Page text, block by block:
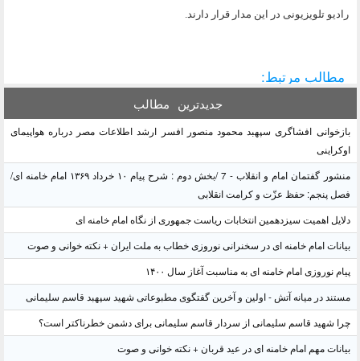
راديو تلويزيونى در اين مدار قرار دارند.
مطالب مرتبط:
جدیدترین مطالب
بازخوانی افشاگری سپهبد محمود منصور افسر ارشد اطلاعات مصر درباره هواپیمای
اوکراینی
منشور گفتمان امام و انقلاب - 7 /بخش دوم : شرح پیام ۱۰ خرداد ۱۳۶۹ امام خامنه ای/
فصل پنجم: حفظ عزّت و کرامت انقلابی
دلایل اهمیت سیزدهمین انتخابات ریاست جمهوری از نگاه امام خامنه ای
بیانات امام خامنه ای در سخنرانی نوروزی خطاب به ملت ایران + نکته خوانی و صوت
پیام نوروزی امام خامنه ای به مناسبت آغاز سال ۱۴۰۰
مستند در میانه آتش - اولین و آخرین گفتگوی مطبوعاتی شهید سپهبد قاسم سلیمانی
چرا شهید قاسم سلیمانی از سردار قاسم سلیمانی برای دشمن خطرناکتر است؟
بیانات مهم امام خامنه ای در عید قربان + نکته خوانی و صوت